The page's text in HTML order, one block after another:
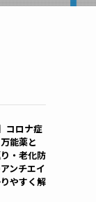
コロナ症
能薬と
・老化防
ンチエイ
やすく解